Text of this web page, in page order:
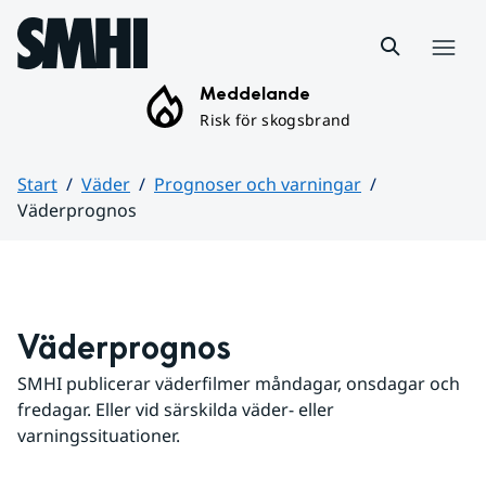
Hoppa till sidans innehåll
Meddelande
Risk för skogsbrand
Start Väder
Prognoser och varningar
Väderprognos
Väderprognos
SMHI publicerar väderfilmer måndagar, onsdagar och
fredagar. Eller vid särskilda väder- eller
varningssituationer.